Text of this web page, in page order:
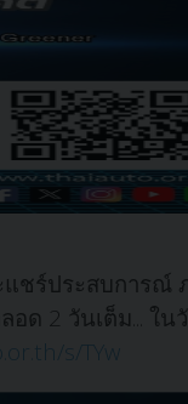
แชร์ประสบการณ์
ด 2 วันเต็ม... ใน
s/TYw